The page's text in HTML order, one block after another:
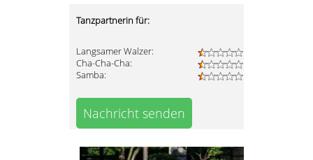
Tanzpartnerin für:
Langsamer Walzer:
Cha-Cha-Cha:
Samba:
Nachricht senden